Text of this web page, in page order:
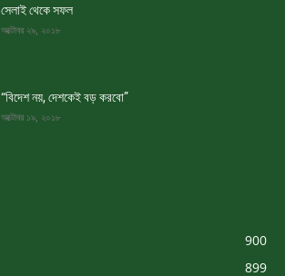
সেলাই থেকে সফল
অক্টোবর ২৯, ২০১৮
“বিদেশ নয়, দেশকেই বড় করবো”
অক্টোবর ১৯, ২০১৮
900
899